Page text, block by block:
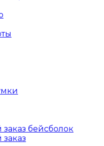
бейсболок